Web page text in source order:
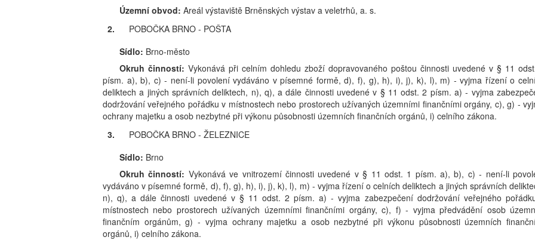
Územní obvod: Areál výstaviště Brněnských výstav a veletrhů, a. s.
2.
POBOČKA BRNO - POŠTA
Sídlo: Brno-město
Okruh činností: Vykonává při celním dohledu zboží dopravovaného poštou činnosti uvedené v § 11
písm. a), b), c) - není-li povolení vydáváno v písemné formě, d), f), g), h), i), j), k), l), m) - vyjma řízení o
deliktech a jiných správních deliktech, n), q), a dále činnosti uvedené v § 11 odst. 2 písm. a) - vyjma
dodržování veřejného pořádku v místnostech nebo prostorech užívaných územními finančními orgány, c), g) -
ochrany majetku a osob nezbytné při výkonu působnosti územních finančních orgánů, i) celního zákona.
3.
POBOČKA BRNO - ŽELEZNICE
Sídlo: Brno
Okruh činností: Vykonává ve vnitrozemí činnosti uvedené v § 11 odst. 1 písm. a), b), c) - není-li
vydáváno v písemné formě, d), f), g), h), i), j), k), l), m) - vyjma řízení o celních deliktech a jiných správních
n), q), a dále činnosti uvedené v § 11 odst. 2 písm. a) - vyjma zabezpečení dodržování veřejného
místnostech nebo prostorech užívaných územními finančními orgány, c), f) - vyjma předvádění osob
finančním orgánům, g) - vyjma ochrany majetku a osob nezbytné při výkonu působnosti územních
orgánů, i) celního zákona.